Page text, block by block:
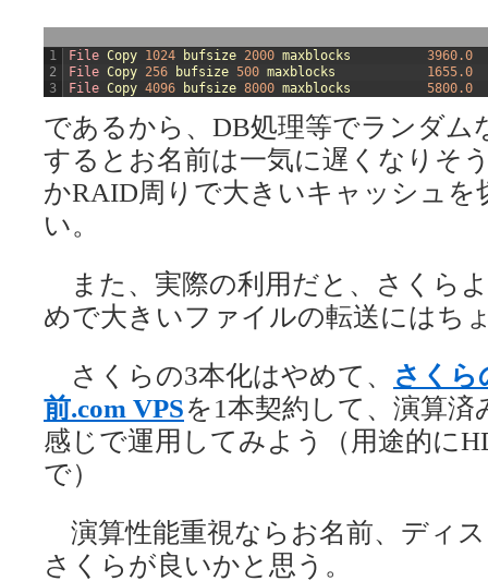
1
2
3
File Copy 1024 bufsize 2000 maxblocks
3960.0
File Copy 256 bufsize 500 maxblocks
1655.0
File Copy 4096 bufsize 8000 maxblocks 5800.0
であるから、DB処理等でランダ
するとお名前は一気に遅くなりそ
かRAID周りで大きいキャッシュ
い。
また、実際の利用だと、さくら
めで大きいファイルの転送にはち
さくらの3本化はやめて、
さくら
前.com VPSを1本契約して、演算
感じで運用してみよう（用途的に
で）
演算性能重視ならお名前、ディ
さくらが良いかと思う。